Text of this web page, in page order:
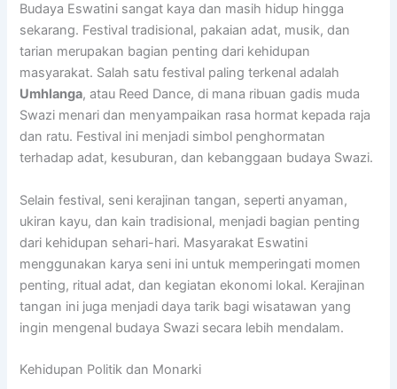
Budaya Eswatini sangat kaya dan masih hidup hingga
sekarang. Festival tradisional, pakaian adat, musik, dan
tarian merupakan bagian penting dari kehidupan
masyarakat. Salah satu festival paling terkenal adalah
Umhlanga, atau Reed Dance, di mana ribuan gadis muda
Swazi menari dan menyampaikan rasa hormat kepada raja
dan ratu. Festival ini menjadi simbol penghormatan
terhadap adat, kesuburan, dan kebanggaan budaya Swazi.
Selain festival, seni kerajinan tangan, seperti anyaman,
ukiran kayu, dan kain tradisional, menjadi bagian penting
dari kehidupan sehari-hari. Masyarakat Eswatini
menggunakan karya seni ini untuk memperingati momen
penting, ritual adat, dan kegiatan ekonomi lokal. Kerajinan
tangan ini juga menjadi daya tarik bagi wisatawan yang
ingin mengenal budaya Swazi secara lebih mendalam.
Kehidupan Politik dan Monarki